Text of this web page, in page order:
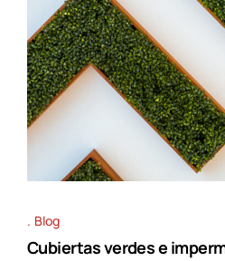
Blog
Cubiertas verdes e